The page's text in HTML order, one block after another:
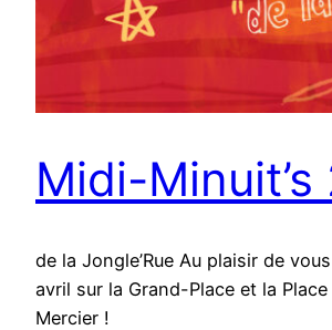
Midi-Minuit’s
de la Jongle’Rue Au plaisir de
avril sur la Grand-Place et la
Mercier !